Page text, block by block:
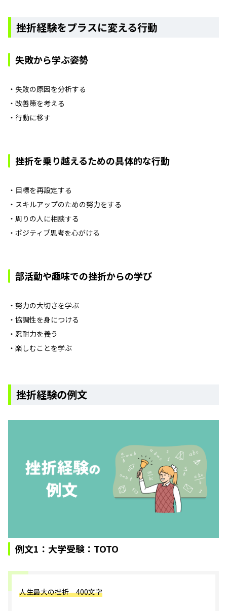
挫折経験をプラスに変える行動
失敗から学ぶ姿勢
・失敗の原因を分析する
・改善策を考える
・行動に移す
挫折を乗り越えるための具体的な行動
・目標を再設定する
・スキルアップのための努力をする
・周りの人に相談する
・ポジティブ思考を心がける
部活動や趣味での挫折からの学び
・努力の大切さを学ぶ
・協調性を身につける
・忍耐力を養う
・楽しむことを学ぶ
挫折経験の例文
例文1：大学受験：TOTO
人生最大の挫折 400文字